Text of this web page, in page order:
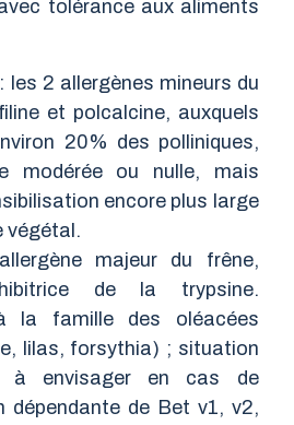
tolérance aux aliments
: les 2 allergènes mineurs du
et polcalcine, auxquels
20% des polliniques,
modérée ou nulle, mais
encore plus large
végétal.
majeur du frêne,
de la trypsine.
la famille des oléacées
lilas, forsythia) ; situation
à envisager en cas de
dépendante de Bet v1, v2,